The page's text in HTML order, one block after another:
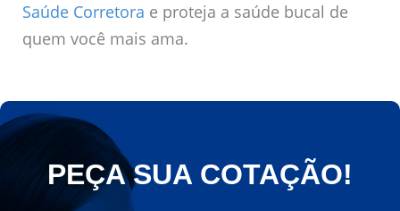
Saúde Corretora e proteja a saúde bucal de
quem você mais ama.
PEÇA SUA COTAÇÃO!